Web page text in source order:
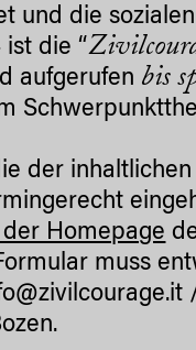
und die
die “
aufgerufen bis
der
Homepage
muss